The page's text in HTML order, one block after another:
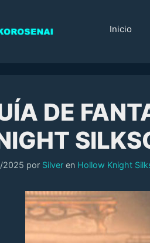
Inicio
DE
2025 por Silver en Categorías
Hollow Knight